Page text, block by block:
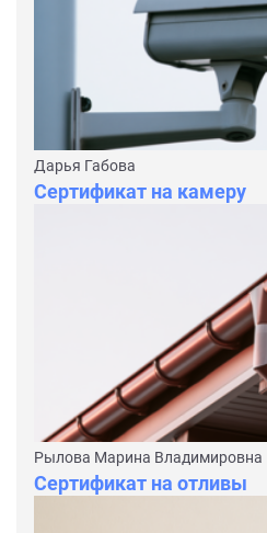
Дарья Габова
Сертификат на камеру
Рылова Марина Владимировна
Сертификат на отливы